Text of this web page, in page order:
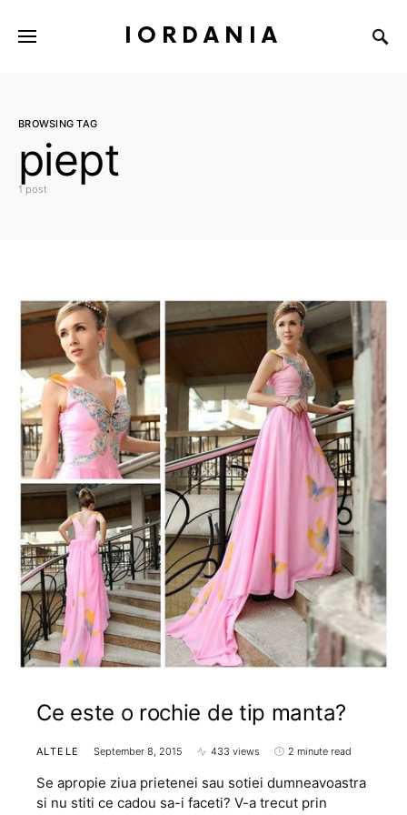
IORDANIA
BROWSING TAG
piept
1 post
Ce este o rochie de tip manta?
ALTELE September 8, 2015 433 views 2 minute read
Se apropie ziua prietenei sau sotiei dumneavoastra
si nu stiti ce cadou sa-i faceti? V-a trecut prin